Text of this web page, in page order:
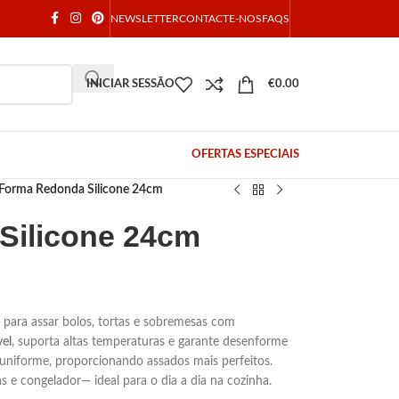
NEWSLETTERCONTACTE-NOSFAQS
INICIAR SESSÃO €0.00
OFERTAS ESPECIAIS
Redonda Silicone 24cm
24cm
assar bolos, tortas e sobremesas com
, suporta altas temperaturas e garante desenforme
proporcionando assados mais perfeitos.
e congelador— ideal para o dia a dia na cozinha.